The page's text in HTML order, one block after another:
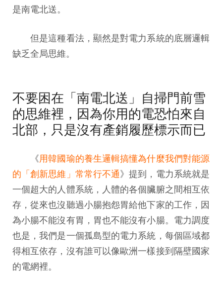
是南電北送。
但是這種看法，顯然是對電力系統的底層邏輯
缺乏全局思維。
不要困在「南電北送」自掃門前雪
的思維裡，因為你用的電恐怕來自
北部，只是沒有產銷履歷標示而已
《用韓國瑜的養生邏輯搞懂為什麼我們對能源
的「創新思維」常常行不通》提到，電力系統就是
一個超大的人體系統，人體的各個臟腑之間相互依
存，從來也沒聽過小腸抱怨胃給他下家的工作，因
為小腸不能沒有胃，胃也不能沒有小腸。電力調度
也是，我們是一個孤島型的電力系統，每個區域都
得相互依存，沒有誰可以像歐洲一樣接到隔壁國家
的電網裡。